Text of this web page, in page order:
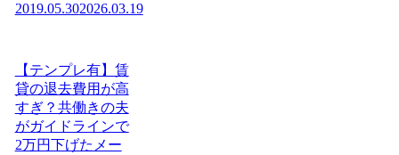
2019.05.302026.03.19
【テンプレ有】賃
貸の退去費用が高
すぎ？共働きの夫
がガイドラインで
2万円下げたメー